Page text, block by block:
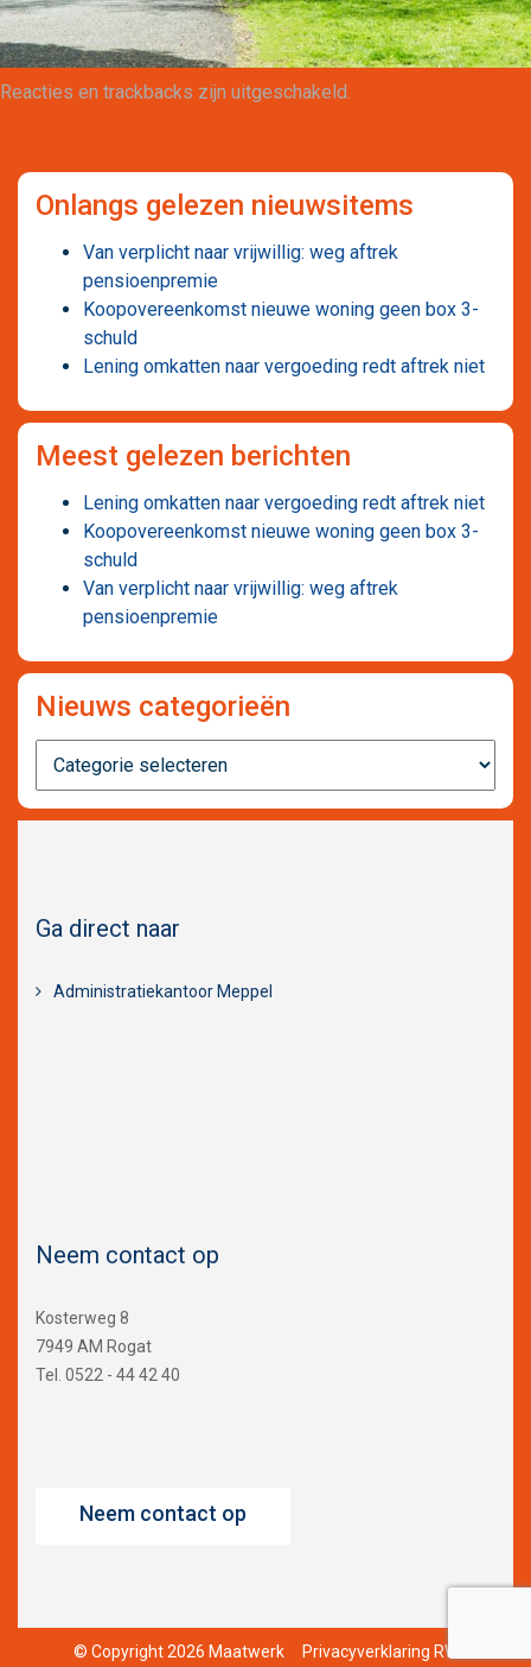
Reacties en trackbacks zijn uitgeschakeld.
Onlangs gelezen nieuwsitems
Van verplicht naar vrijwillig: weg aftrek
pensioenpremie
Koopovereenkomst nieuwe woning geen box 3-
schuld
Lening omkatten naar vergoeding redt aftrek niet
Meest gelezen berichten
Lening omkatten naar vergoeding redt aftrek niet
Koopovereenkomst nieuwe woning geen box 3-
schuld
Van verplicht naar vrijwillig: weg aftrek
pensioenpremie
Nieuws categorieën
categorieën
Ga direct naar
Administratiekantoor Meppel
Neem contact op
Kosterweg 8
7949 AM Rogat
Tel. 0522 - 44 42 40
Neem contact op
© Copyright 2026 Maatwerk Privacyverklaring RW